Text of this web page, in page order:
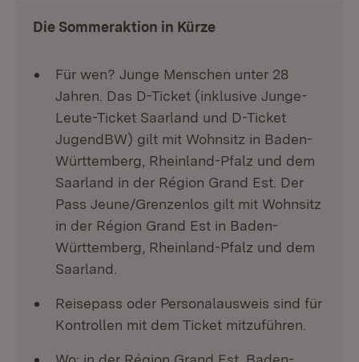
Die Sommeraktion in Kürze
Für wen? Junge Menschen unter 28
Jahren. Das D-Ticket (inklusive Junge-
Leute-Ticket Saarland und D-Ticket
JugendBW) gilt mit Wohnsitz in Baden-
Württemberg, Rheinland-Pfalz und dem
Saarland in der Région Grand Est. Der
Pass Jeune/Grenzenlos gilt mit Wohnsitz
in der Région Grand Est in Baden-
Württemberg, Rheinland-Pfalz und dem
Saarland.
Reisepass oder Personalausweis sind für
Kontrollen mit dem Ticket mitzuführen.